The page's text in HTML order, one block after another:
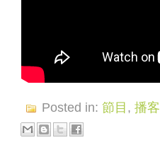
Posted in: 節目, 播客